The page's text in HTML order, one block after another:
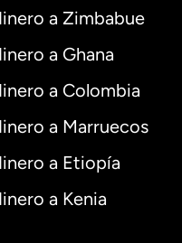
a Zimbabue
a Ghana
a Colombia
a Marruecos
a Etiopía
a Kenia